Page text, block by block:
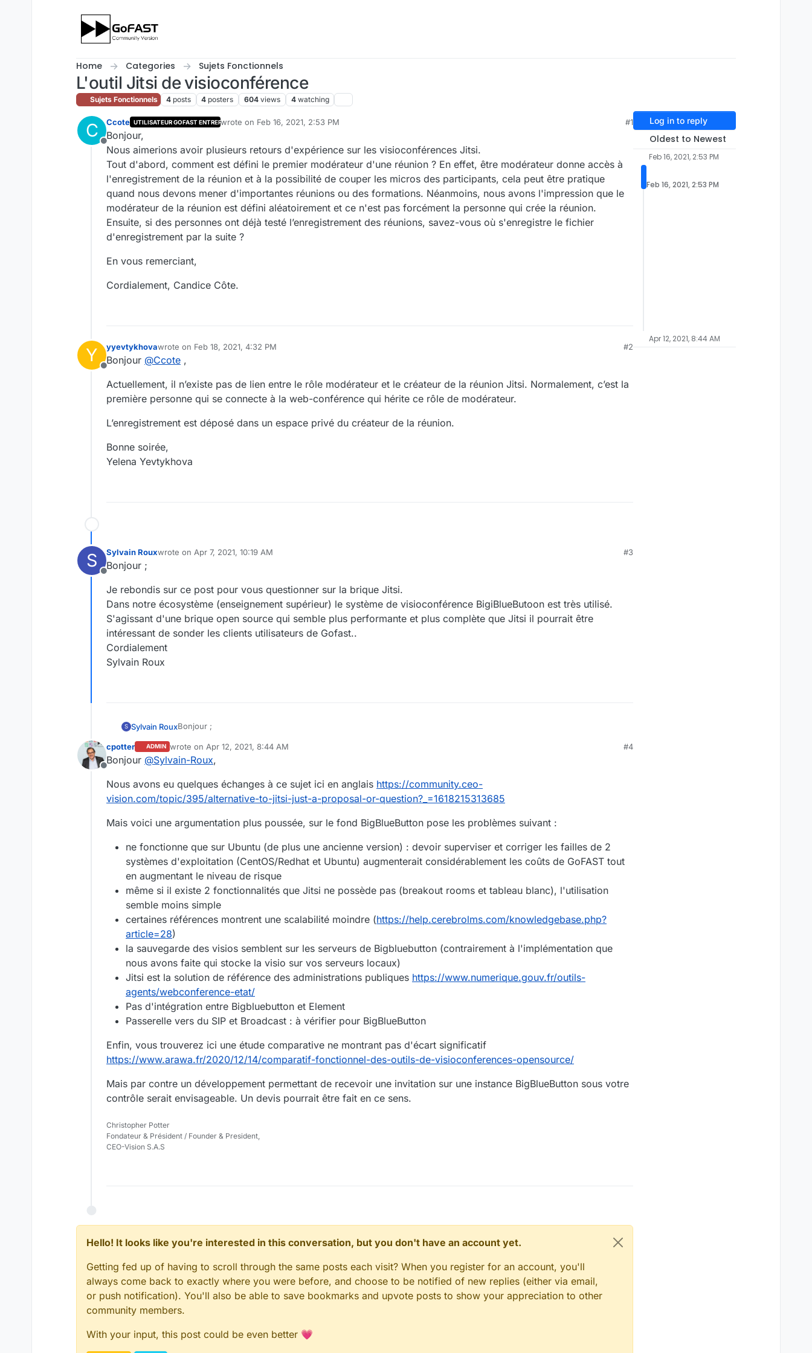
Home Categories Sujets Fonctionnels
L'outil Jitsi de visioconférence
Sujets Fonctionnels 4 posts 4 posters 604 views 4 watching
C
Offline
Ccote UTILISATEUR GOFAST ENTREPRISEwrote on Feb 16, 2021, 2:53 PM
last edited by
#1
Bonjour,
Nous aimerions avoir plusieurs retours d'expérience sur les visioconférences Jitsi.
Tout d'abord, comment est défini le premier modérateur d'une réunion ? En effet, être modérateur donne accès à
l'enregistrement de la réunion et à la possibilité de couper les micros des participants, cela peut être pratique
quand nous devons mener d'importantes réunions ou des formations. Néanmoins, nous avons l'impression que le
modérateur de la réunion est défini aléatoirement et ce n'est pas forcément la personne qui crée la réunion.
Ensuite, si des personnes ont déjà testé l’enregistrement des réunions, savez-vous où s'enregistre le fichier
d'enregistrement par la suite ?
En vous remerciant,
Cordialement, Candice Côte.
Y
Offline
yyevtykhovawrote on Feb 18, 2021, 4:32 PM
last edited by
#2
Bonjour @Ccote ,
Actuellement, il n’existe pas de lien entre le rôle modérateur et le créateur de la réunion Jitsi. Normalement, c’est la
première personne qui se connecte à la web-conférence qui hérite ce rôle de modérateur.
L’enregistrement est déposé dans un espace privé du créateur de la réunion.
Bonne soirée,
Yelena Yevtykhova
S
Offline
Sylvain Rouxwrote on Apr 7, 2021, 10:19 AM
last edited by
#3
Bonjour ;
Je rebondis sur ce post pour vous questionner sur la brique Jitsi.
Dans notre écosystème (enseignement supérieur) le système de visioconférence BigiBlueButoon est très utilisé.
S'agissant d'une brique open source qui semble plus performante et plus complète que Jitsi il pourrait être
intéressant de sonder les clients utilisateurs de Gofast..
Cordialement
Sylvain Roux
S Sylvain RouxBonjour ;
Je rebondis sur ce post pour vous questionner sur la brique Jitsi.
Dans notre écosystème (enseignement supérieur) le système de visioconférence BigiBlueButoon est très utilisé.
de sonder les clients utilisateurs de Gofast..
Cordialement
Offline
cpotter ADMIN wrote on Apr 12, 2021, 8:44 AM
last edited by
#4
Bonjour @Sylvain-Roux,
Nous avons eu quelques échanges à ce sujet ici en anglais https://community.ceo-
vision.com/topic/395/alternative-to-jitsi-just-a-proposal-or-question?_=1618215313685
Mais voici une argumentation plus poussée, sur le fond BigBlueButton pose les problèmes suivant :
ne fonctionne que sur Ubuntu (de plus une ancienne version) : devoir superviser et corriger les failles de 2
systèmes d'exploitation (CentOS/Redhat et Ubuntu) augmenterait considérablement les coûts de GoFAST tout
en augmentant le niveau de risque
même si il existe 2 fonctionnalités que Jitsi ne possède pas (breakout rooms et tableau blanc), l'utilisation
semble moins simple
certaines références montrent une scalabilité moindre (https://help.cerebrolms.com/knowledgebase.php?
article=28)
la sauvegarde des visios semblent sur les serveurs de Bigbluebutton (contrairement à l'implémentation que
nous avons faite qui stocke la visio sur vos serveurs locaux)
Jitsi est la solution de référence des administrations publiques https://www.numerique.gouv.fr/outils-
agents/webconference-etat/
Pas d'intégration entre Bigbluebutton et Element
Passerelle vers du SIP et Broadcast : à vérifier pour BigBlueButton
Enfin, vous trouverez ici une étude comparative ne montrant pas d'écart significatif
https://www.arawa.fr/2020/12/14/comparatif-fonctionnel-des-outils-de-visioconferences-opensource/
Mais par contre un développement permettant de recevoir une invitation sur une instance BigBlueButton sous votre
contrôle serait envisageable. Un devis pourrait être fait en ce sens.
Christopher Potter
Fondateur & Président / Founder & President,
CEO-Vision S.A.S
Hello! It looks like you're interested in this conversation, but you don't have an account yet.
Getting fed up of having to scroll through the same posts each visit? When you register for an account, you'll
always come back to exactly where you were before, and choose to be notified of new replies (either via email,
or push notification). You'll also be able to save bookmarks and upvote posts to show your appreciation to other
community members.
With your input, this post could be even better 💗
Log in to reply
Oldest to Newest
Feb 16, 2021, 2:53 PM
Feb 16, 2021, 2:53 PM
Apr 12, 2021, 8:44 AM